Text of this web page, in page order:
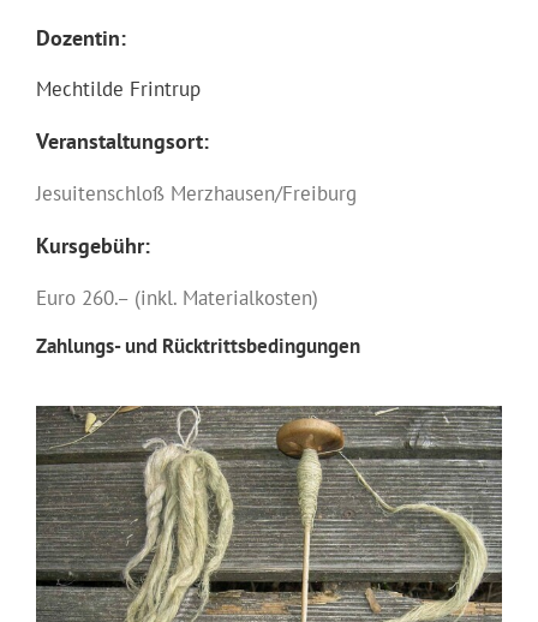
Dozentin:
Mechtilde Frintrup
Veranstaltungsort:
Jesuitenschloß Merzhausen/Freiburg
Kursgebühr:
Euro 260.– (inkl. Materialkosten)
Zahlungs- und Rücktrittsbedingungen